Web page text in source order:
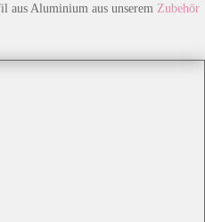
aus Aluminium aus unserem Zubehör